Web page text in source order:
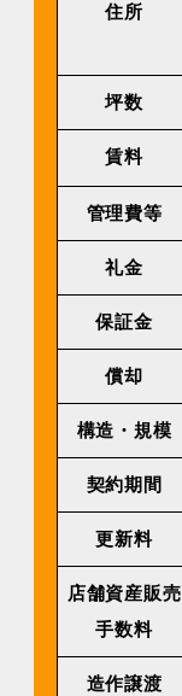
住所
坪数
賃料
管理費等
礼金
保証金
償却
構造・規模
契約期間
更新料
店舗資産販売
⼿数料
造作譲渡